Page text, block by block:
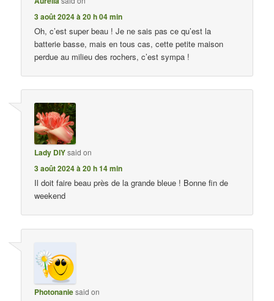
3 août 2024 à 20 h 04 min
Oh, c’est super beau ! Je ne sais pas ce qu’est la
batterie basse, mais en tous cas, cette petite maison
perdue au milieu des rochers, c’est sympa !
Lady DIYsaid on
3 août 2024 à 20 h 14 min
Il doit faire beau près de la grande bleue ! Bonne fin de
weekend
Photonaniesaid on